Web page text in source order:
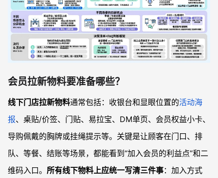
会员拉新物料要准备哪些？
线下门店拉新物料通常包括：收银台和显眼位置的活动海
报、桌贴/价签、门贴、易拉宝、DM单页、会员权益小卡、
导购佩戴的胸牌或挂绳提示等。关键是让顾客在门口、排
队、等餐、结账等场景，都能看到“加入会员的利益点”和二
维码入口。 所有线下物料上应统一写清三件事：加入方式